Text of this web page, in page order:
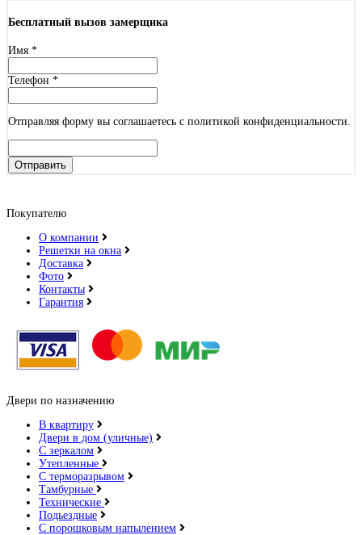
Бесплатный вызов замерщика
Имя *
Телефон *
Отправляя форму вы соглашаетесь с политикой конфиденциальности.
Отправить
Покупателю
О компании
Решетки на окна
Доставка
Фото
Контакты
Гарантия
Двери по назначению
В квартиру
Двери в дом (уличные)
С зеркалом
Утепленные
С терморазрывом
Тамбурные
Технические
Подьездные
С порошковым напылением